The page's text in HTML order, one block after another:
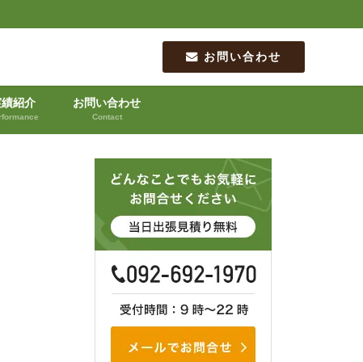
お問い合わせ
績紹介 お問い合わせ
Contact